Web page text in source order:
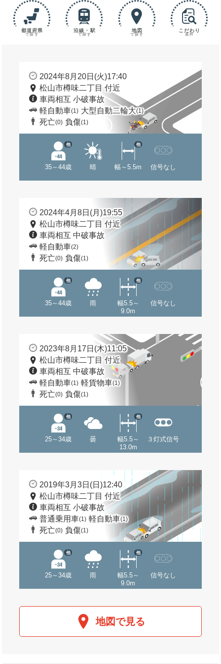
都道府県
で探す
沿線・駅
で探す
地図
で探す
こだわり
条件
2024年8月20日(火)17:40
松山市樽味二丁目 付近
車両相互 小破事故
軽自動車(1) 大型自動二輪大(1)
死亡(0) 負傷(1)
35～44歳
他
晴 幅～5.5m
他
信号なし
2024年4月8日(月)19:55
松山市樽味二丁目 付近
車両相互 中破事故
軽自動車(2)
死亡(0) 負傷(1)
35～44歳
他
雨
幅5.5～
9.0m
他
信号なし
2023年8月17日(木)11:05
松山市樽味二丁目 付近
車両相互 中破事故
軽自動車(1) 軽貨物車(1)
死亡(0) 負傷(1)
25～34歳
他
曇
幅5.5～
13.0m
他
３灯式信号
2019年3月3日(日)12:40
松山市樽味二丁目 付近
車両相互 小破事故
普通乗用車(1) 軽自動車(1)
死亡(0) 負傷(1)
25～34歳
他
雨
幅5.5～
9.0m
他
信号なし
地図で見る